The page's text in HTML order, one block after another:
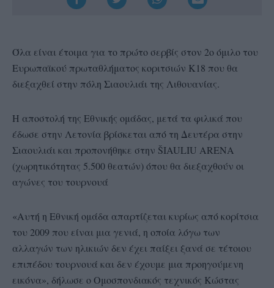
Όλα είναι έτοιμα για το πρώτο σερβίς στον 2ο όμιλο του
Ευρωπαϊκού πρωταθλήματος κοριτσιών Κ18 που θα
διεξαχθεί στην πόλη Σιαουλιάι της Λιθουανίας.
Η αποστολή της Εθνικής ομάδας, μετά τα φιλικά που
έδωσε στην Λετονία βρίσκεται από τη Δευτέρα στην
Σιαουλιάι και προπονήθηκε στην ŠIAULIU ARENA
(χωρητικότητας 5.500 θεατών) όπου θα διεξαχθούν οι
αγώνες του τουρνουά
«Αυτή η Εθνική ομάδα απαρτίζεται κυρίως από κορίτσια
του 2009 που είναι μια γενιά, η οποία λόγω των
αλλαγών των ηλικιών δεν έχει παίξει ξανά σε τέτοιου
επιπέδου τουρνουά και δεν έχουμε μια προηγούμενη
εικόνα», δήλωσε ο Ομοσπονδιακός τεχνικός Κώστας